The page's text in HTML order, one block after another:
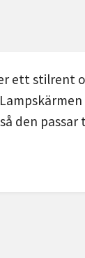
ett stilrent
den passar